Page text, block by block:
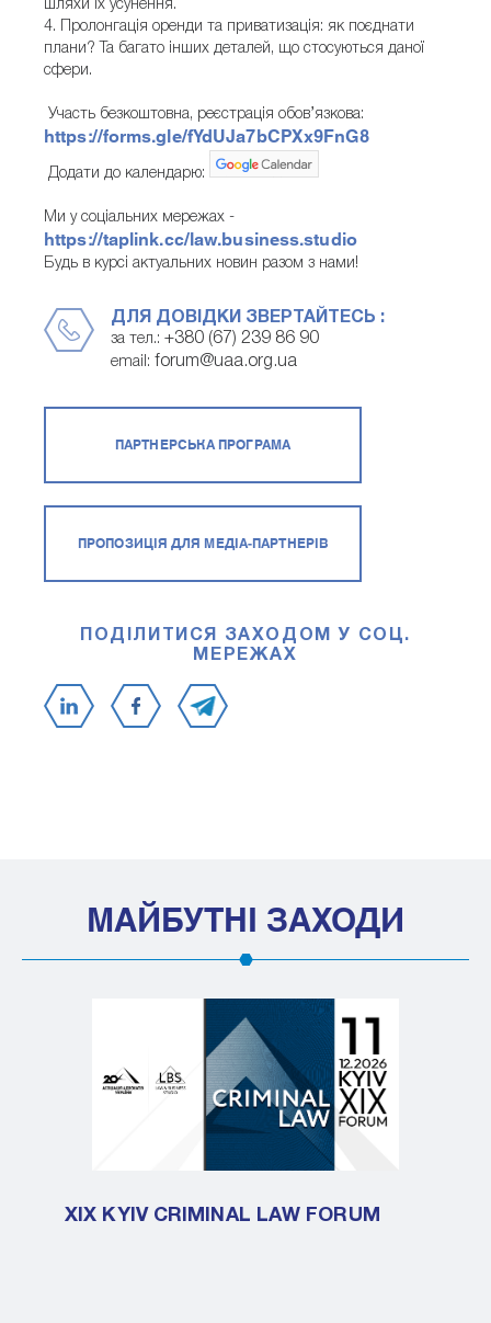
шляхи їх усунення.
4. Пролонгація оренди та приватизація: як поєднати
плани? Та багато інших деталей, що стосуються даної
сфери.
Участь безкоштовна, реєстрація обов’язкова:
https://forms.gle/fYdUJa7bCPXx9FnG8
Додати до календарю:
Ми у соціальних мережах -
https://taplink.cc/law.business.studio
Будь в курсі актуальних новин разом з нами!
ДЛЯ ДОВІДКИ ЗВЕРТАЙТЕСЬ :
за тел.: +380 (67) 239 86 90
email: forum@uaa.org.ua
ПАРТНЕРСЬКА ПРОГРАМА
ПРОПОЗИЦІЯ ДЛЯ МЕДІА-ПАРТНЕРІВ
ПОДІЛИТИСЯ ЗАХОДОМ У СОЦ.
МЕРЕЖАХ
МАЙБУТНІ ЗАХОДИ
XIX KYIV CRIMINAL LAW FORUM